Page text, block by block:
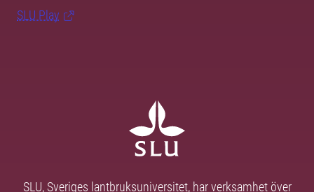
SLU Play
SLU, Sveriges lantbruksuniversitet, har verksamhet över